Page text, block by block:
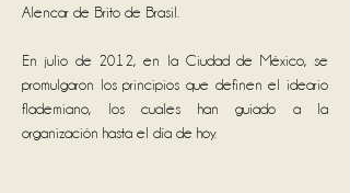
Alencar de Brito de Brasil.
En julio de 2012, en la Ciudad de México, se
promulgaron los principios que definen el ideario
flademiano, los cuales han guiado a la
organización hasta el día de hoy.